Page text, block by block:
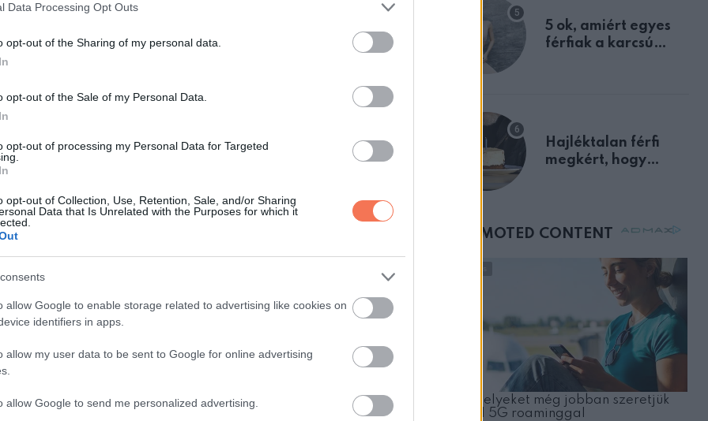
Data Processing Opt Outs
opt-out of the Sharing of my personal data.
opt-out of the Sale of my Personal Data.
opt-out of processing my Personal Data for Targeted
opt-out of Collection, Use, Retention, Sale, and/or Sharing
Data that Is Unrelated with the Purposes for which it
allow Google to enable storage related to advertising like cookies on
identifiers in apps.
allow my user data to be sent to Google for online advertising
allow Google to send me personalized advertising.
Lorenzo számára az üzletet. Ráadásul, ahogy Mylo öregedett, az
a szívelégtelenségig mindenfélét diagnosztizáltak nála, Lorenzo
és Mylo-val együtt vidékre költözzön, hogy a kutyája nyugdíjas
fogom nyugdíjazni” – magyaráztaLorenzo. „Mindig is úgy
A világjárvány mutatta meg igazán, hogy mit is értékelek, és hogy
5 ok, amiért egyes
férfiak a karcsú
Hajléktalan férfi
megkért, hogy
mellettem ült az első